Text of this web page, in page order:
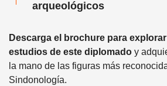
arqueológicos
Descarga el brochure para
estudios de este diplomado y
la mano de las figuras más
Sindonología.